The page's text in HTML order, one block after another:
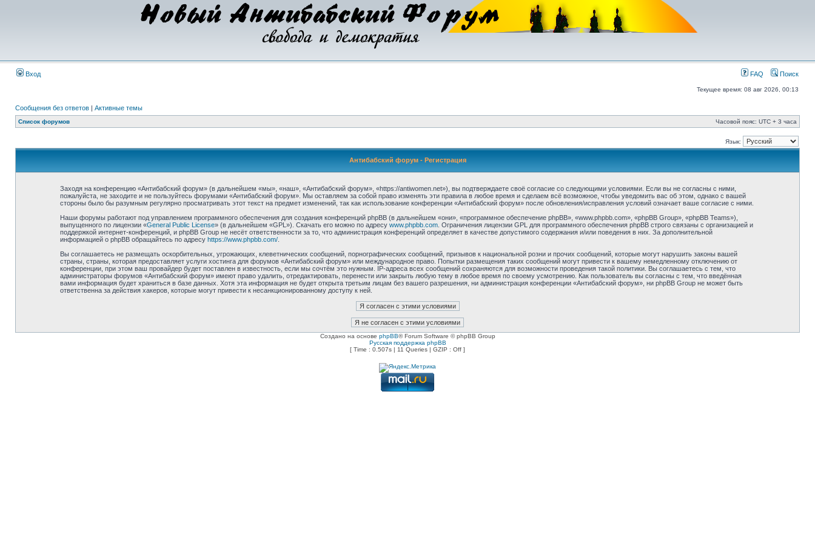
Вход FAQ Поиск
Текущее время: 08 авг 2026, 00:13
Сообщения без ответов | Активные темы
Список форумов Часовой пояс: UTC + 3 часа
Язык:
Антибабский форум - Регистрация
Заходя на конференцию «Антибабский форум» (в дальнейшем «мы», «наш», «Антибабский форум», «https://antiwomen.net»), вы подтверждаете своё согласие со следующими условиями. Если вы не согласны с ними,
пожалуйста, не заходите и не пользуйтесь форумами «Антибабский форум». Мы оставляем за собой право изменять эти правила в любое время и сделаем всё возможное, чтобы уведомить вас об этом, однако с вашей
стороны было бы разумным регулярно просматривать этот текст на предмет изменений, так как использование конференции «Антибабский форум» после обновления/исправления условий означает ваше согласие с ними.
Наши форумы работают под управлением программного обеспечения для создания конференций phpBB (в дальнейшем «они», «программное обеспечение phpBB», «www.phpbb.com», «phpBB Group», «phpBB Teams»),
выпущенного по лицензии «General Public License» (в дальнейшем «GPL»). Скачать его можно по адресу www.phpbb.com. Ограничения лицензии GPL для программного обеспечения phpBB строго связаны с организацией и
поддержкой интернет-конференций, и phpBB Group не несёт ответственности за то, что администрация конференций определяет в качестве допустимого содержания и/или поведения в них. За дополнительной
информацией о phpBB обращайтесь по адресу https://www.phpbb.com/.
Вы соглашаетесь не размещать оскорбительных, угрожающих, клеветнических сообщений, порнографических сообщений, призывов к национальной розни и прочих сообщений, которые могут нарушить законы вашей
страны, страны, которая предоставляет услуги хостинга для форумов «Антибабский форум» или международное право. Попытки размещения таких сообщений могут привести к вашему немедленному отключению от
конференции, при этом ваш провайдер будет поставлен в известность, если мы сочтём это нужным. IP-адреса всех сообщений сохраняются для возможности проведения такой политики. Вы соглашаетесь с тем, что
администраторы форумов «Антибабский форум» имеют право удалить, отредактировать, перенести или закрыть любую тему в любое время по своему усмотрению. Как пользователь вы согласны с тем, что введённая
вами информация будет храниться в базе данных. Хотя эта информация не будет открыта третьим лицам без вашего разрешения, ни администрация конференции «Антибабский форум», ни phpBB Group не может быть
ответственна за действия хакеров, которые могут привести к несанкционированному доступу к ней.
Создано на основе phpBB® Forum Software © phpBB Group
Русская поддержка phpBB
[ Time : 0.507s | 11 Queries | GZIP : Off ]